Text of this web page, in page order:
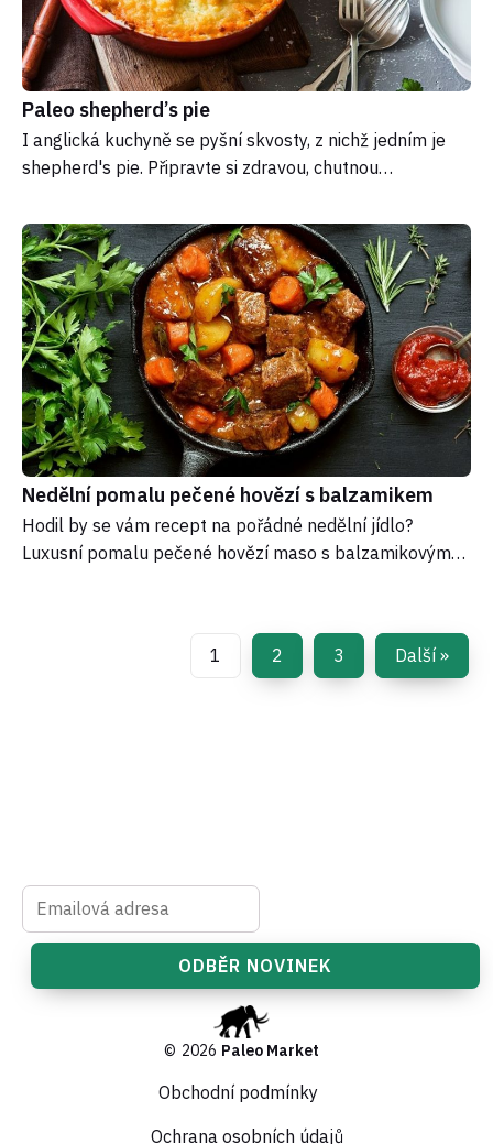
Paleo shepherd’s pie
I anglická kuchyně se pyšní skvosty, z nichž jedním je
shepherd's pie. Připravte si zdravou, chutnou…
Nedělní pomalu pečené hovězí s balzamikem
Hodil by se vám recept na pořádné nedělní jídlo?
Luxusní pomalu pečené hovězí maso s balzamikovým…
1 2 3 Další »
© 2026 Paleo Market
Obchodní podmínky
Ochrana osobních údajů